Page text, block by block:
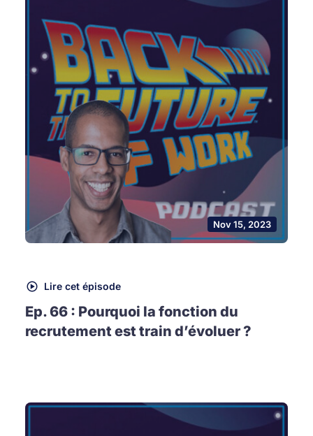
Nov 15, 2023
Lire cet épisode
Ep. 66 : Pourquoi la fonction du
recrutement est train d’évoluer ?